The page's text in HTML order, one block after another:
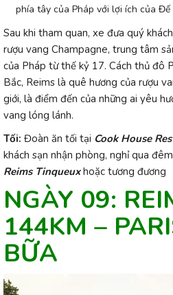
phía tây của Pháp với lợi ích của
Sau khi tham quan, xe đưa quý
rượu vang Champagne, trung tâm
của Pháp từ thế kỷ 17. Cách thủ đô
Bắc, Reims là quê hương của rượu
giới, là điểm đến của những ai yêu
vang lóng lánh.
Tối: Đoàn ăn tối tại Cook House
khách sạn nhận phòng, nghỉ qua
Reims Tinqueuxhoặc tương đương
NGÀY 09:
144KM –
BỮA